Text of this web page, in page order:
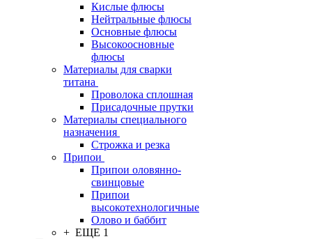
Кислые флюсы
Нейтральные флюсы
Основные флюсы
Высокоосновные
флюсы
Материалы для сварки
титана
Проволока сплошная
Присадочные прутки
Материалы специального
назначения
Строжка и резка
Припои
Припои оловянно-
свинцовые
Припои
высокотехнологичные
Олово и баббит
+ ЕЩЕ 1